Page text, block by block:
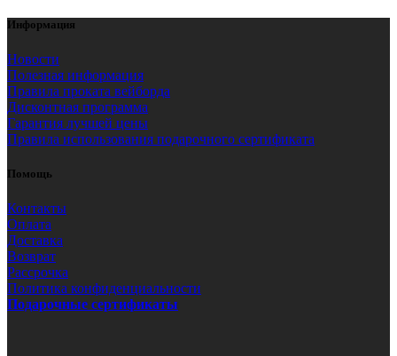
Информация
Новости
Полезная информация
Правила проката вейборда
Дисконтная программа
Гарантия лучшей цены
Правила использования подарочного сертификата
Помощь
Контакты
Оплата
Доставка
Возврат
Рассрочка
Политика конфиденциальности
Подарочные сертификаты